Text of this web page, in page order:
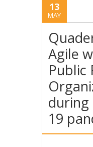
13
MAY
Agile
Public
during
19